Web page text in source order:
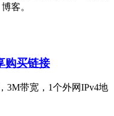
客。
购买链接
3M带宽，1个外网IPv4地